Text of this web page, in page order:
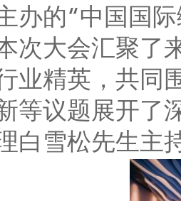
办的“中国国
次大会汇聚了
业精英，共同
等议题展开了
白雪松先生主